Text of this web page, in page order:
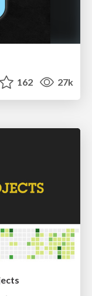
162 27k